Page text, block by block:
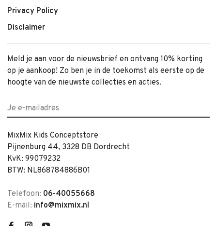
Privacy Policy
Disclaimer
Meld je aan voor de nieuwsbrief en ontvang 10% korting
op je aankoop! Zo ben je in de toekomst als eerste op de
hoogte van de nieuwste collecties en acties.
MixMix Kids Conceptstore
Pijnenburg 44, 3328 DB Dordrecht
KvK: 99079232
BTW: NL868784886B01
Telefoon: 06-40055668
E-mail: info@mixmix.nl